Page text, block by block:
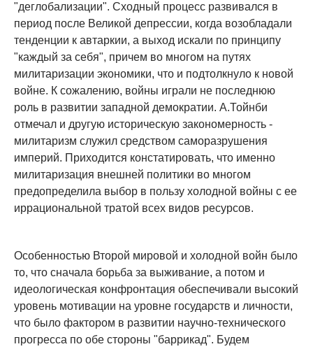
"деглобализации". Сходный процесс развивался в
период после Великой депрессии, когда возобладали
тенденции к автаркии, а выход искали по принципу
"каждый за себя", причем во многом на путях
милитаризации экономики, что и подтолкнуло к новой
войне. К сожалению, войны играли не последнюю
роль в развитии западной демократии. А.Тойнби
отмечал и другую историческую закономерность -
милитаризм служил средством саморазрушения
империй. Приходится констатировать, что именно
милитаризация внешней политики во многом
предопределила выбор в пользу холодной войны с ее
иррациональной тратой всех видов ресурсов.
Особенностью Второй мировой и холодной войн было
то, что сначала борьба за выживание, а потом и
идеологическая конфронтация обеспечивали высокий
уровень мотивации на уровне государств и личности,
что было фактором в развитии научно-технического
прогресса по обе стороны "баррикад". Будем